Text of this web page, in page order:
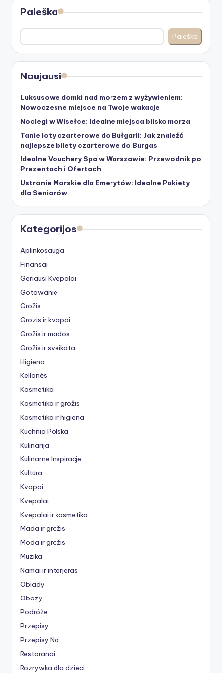
Paieška
Paieška
Naujausi
Luksusowe domki nad morzem z wyżywieniem:
Nowoczesne miejsce na Twoje wakacje
Noclegi w Wisełce: Idealne miejsca blisko morza
Tanie loty czarterowe do Bułgarii: Jak znaleźć
najlepsze bilety czarterowe do Burgas
Idealne Vouchery Spa w Warszawie: Przewodnik po
Prezentach i Ofertach
Ustronie Morskie dla Emerytów: Idealne Pakiety
dla Seniorów
Kategorijos
Aplinkosauga
Finansai
Geriausi Kvepalai
Gotowanie
Grožis
Grozis ir kvapai
Grožis ir mados
Grožis ir sveikata
Higiena
Kelionės
Kosmetika
Kosmetika ir grožis
Kosmetika ir higiena
Kuchnia Polska
Kulinarija
Kulinarne Inspiracje
Kultūra
Kvapai
Kvepalai
Kvepalai ir kosmetika
Mada ir grožis
Moda ir grožis
Muzika
Namai ir interjeras
Obiady
Obozy
Podróże
Przepisy
Przepisy Na
Restoranai
Rozrywka dla dzieci